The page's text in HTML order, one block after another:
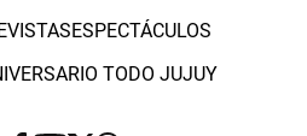
ESPECTÁCULOS
TODO JUJUY